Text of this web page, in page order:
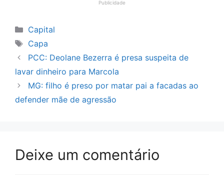
Publicidade
Categorias
Capital
Tags
Capa
PCC: Deolane Bezerra é presa suspeita de
lavar dinheiro para Marcola
MG: filho é preso por matar pai a facadas ao
defender mãe de agressão
Deixe um comentário